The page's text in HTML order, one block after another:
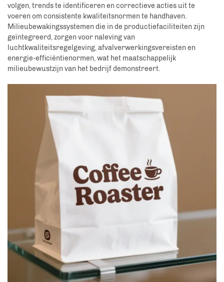
volgen, trends te identificeren en correctieve acties uit te
voeren om consistente kwaliteitsnormen te handhaven.
Milieubewakingssystemen die in de productiefaciliteiten zijn
geïntegreerd, zorgen voor naleving van
luchtkwaliteitsregelgeving, afvalverwerkingsvereisten en
energie-efficiëntienormen, wat het maatschappelijk
milieubewustzijn van het bedrijf demonstreert.